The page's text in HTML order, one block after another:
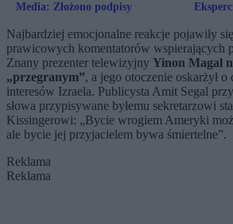
Media: Złożono podpisy
Najbardziej emocjonalne reakcje pojawiły
prawicowych komentatorów wspierających
Znany prezenter telewizyjny Yinon Magal
„przegranym”, a jego otoczenie oskarżył o
interesów Izraela. Publicysta Amit Segal
słowa przypisywane byłemu sekretarzowi
Kissingerowi: „Bycie wrogiem Ameryki
ale bycie jej przyjacielem bywa śmiertelne”.
Reklama
Reklama